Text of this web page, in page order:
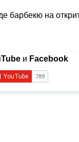
барбекю на
и Facebook